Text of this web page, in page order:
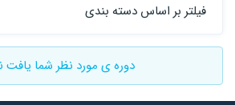
فیلتر بر اساس دسته بندی
دوره ی مورد نظر شما یافت